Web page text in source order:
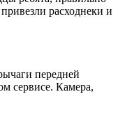
расходнеки и
передней
сервисе. Камера,